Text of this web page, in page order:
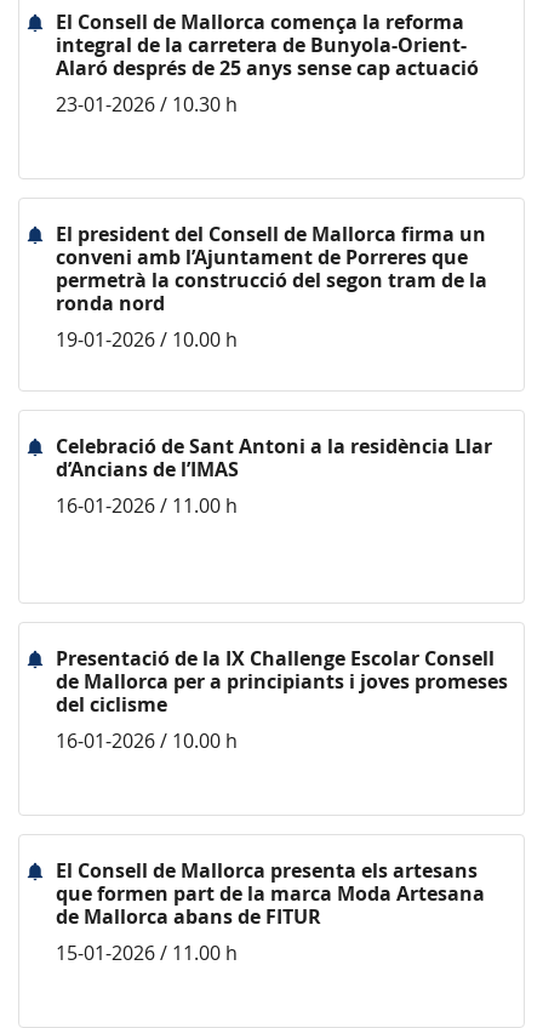
El Consell de Mallorca comença la reforma
integral de la carretera de Bunyola-Orient-
Alaró després de 25 anys sense cap actuació
23-01-2026 / 10.30 h
El president del Consell de Mallorca firma un
conveni amb l’Ajuntament de Porreres que
permetrà la construcció del segon tram de la
ronda nord
19-01-2026 / 10.00 h
Celebració de Sant Antoni a la residència Llar
d’Ancians de l’IMAS
16-01-2026 / 11.00 h
Presentació de la IX Challenge Escolar Consell
de Mallorca per a principiants i joves promeses
del ciclisme
16-01-2026 / 10.00 h
El Consell de Mallorca presenta els artesans
que formen part de la marca Moda Artesana
de Mallorca abans de FITUR
15-01-2026 / 11.00 h